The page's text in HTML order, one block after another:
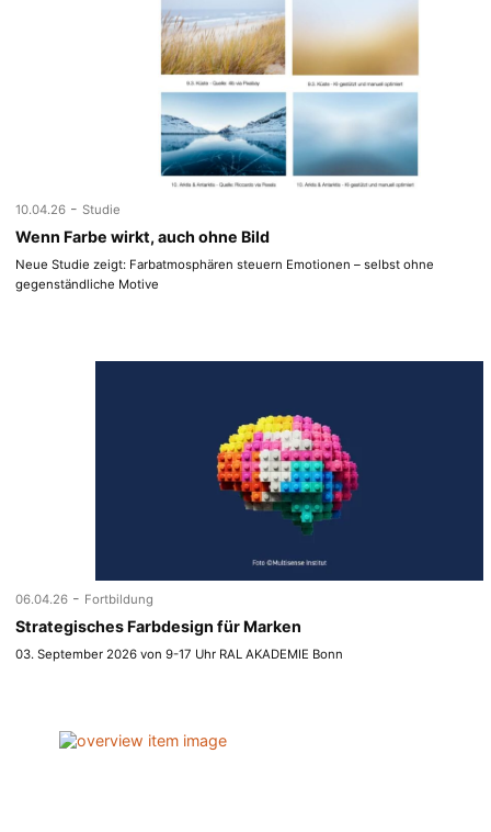
10.04.26 - Studie
Wenn Farbe wirkt, auch ohne Bild
Neue Studie zeigt: Farbatmosphären steuern Emotionen – selbst ohne
gegenständliche Motive
06.04.26 - Fortbildung
Strategisches Farbdesign für Marken
03. September 2026 von 9-17 Uhr RAL AKADEMIE Bonn